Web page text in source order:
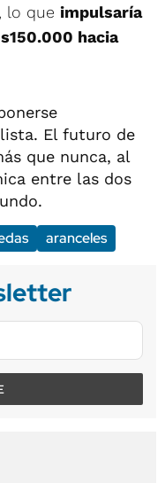
lo que impulsaría
hacia
El futuro de
que nunca, al
entre las dos
aranceles